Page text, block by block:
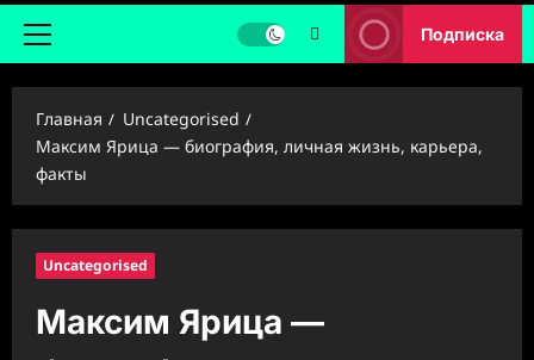
Основное
Подписка
Главная
Uncategorised
Максим Ярица — биография, личная жизнь, карьера,
факты
Uncategorised
Максим Ярица —